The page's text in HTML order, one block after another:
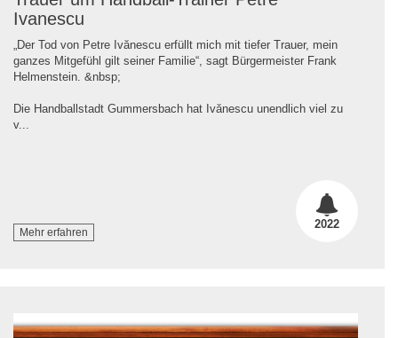
Ivanescu
„Der Tod von Petre Ivănescu erfüllt mich mit tiefer Trauer, mein
ganzes Mitgefühl gilt seiner Familie“, sagt Bürgermeister Frank
Helmenstein. &nbsp;
Die Handballstadt Gummersbach hat Ivănescu unendlich viel zu
v...
Mehr erfahren
2022